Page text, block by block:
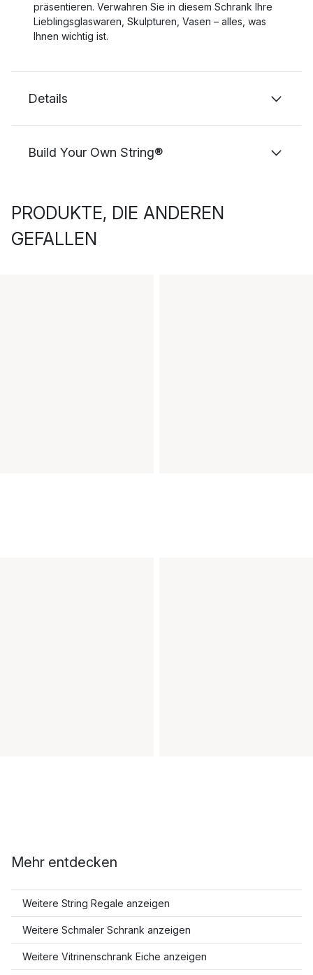
präsentieren. Verwahren Sie in diesem Schrank Ihre
Lieblingsglaswaren, Skulpturen, Vasen – alles, was
Ihnen wichtig ist.
Details
Build Your Own String®
PRODUKTE, DIE ANDEREN
GEFALLEN
Mehr entdecken
Weitere String Regale anzeigen
Weitere Schmaler Schrank anzeigen
Weitere Vitrinenschrank Eiche anzeigen